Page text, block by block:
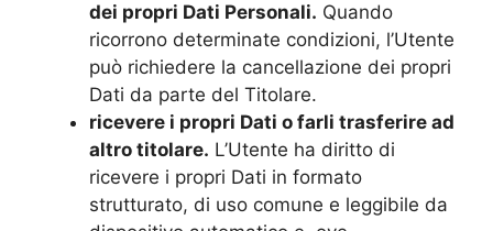
dei propri Dati Personali. Quando
ricorrono determinate condizioni, l’Utente
può richiedere la cancellazione dei propri
Dati da parte del Titolare.
ricevere i propri Dati o farli trasferire ad
altro titolare. L’Utente ha diritto di
ricevere i propri Dati in formato
strutturato, di uso comune e leggibile da